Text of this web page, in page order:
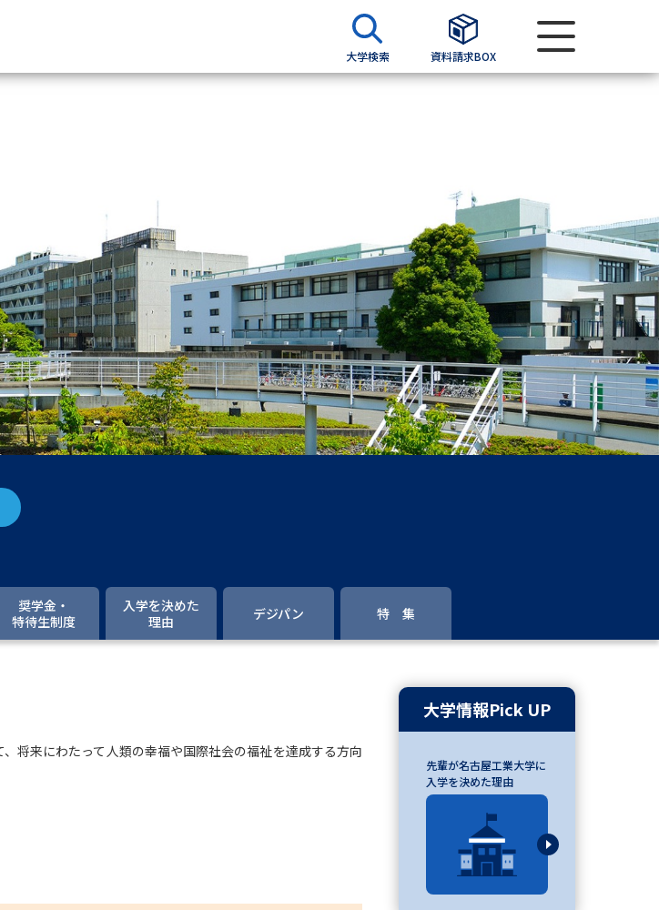
大学検索 資料請求BOX
学部・学科パンフ
総合型選抜・学校推薦型選抜 募集要項＆願書
大学入学共通テスト利用選抜の募集要項＆願書
過去問題集
大学・短大以外の資料から請求
専門学校の資料請求 大学院の資料請求
留学・進学関連、塾・予備校
大学入学共通テスト「受験案内」の請求
大学入学共通テスト「受験上の配慮案内」の請求
高等学校卒業程度認定試験
高等学校（情報）教員資格認定試験
大学研究 大学検索
デジタルパンフレット
奨学金・
特待生制度
入学を決めた
理由
デジパン 特 集
将来にわたって人類の幸福や国際社会の福祉を達成する方向
大学情報Pick UP
先輩が名古屋工業大学に
入学を決めた理由